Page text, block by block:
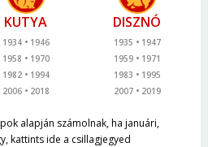
KUTYA
1934
1946
1958
1970
1982
1994
2006
2018
DISZNÓ
1935
1947
1959
1971
1983
1995
2007
2019
alapján számolnak, ha januári,
kattints ide a csillagjegyed